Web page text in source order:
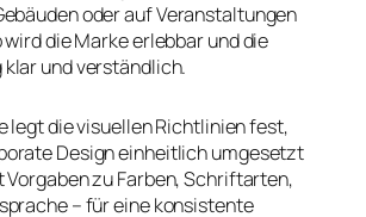
oder auf Veranstaltungen
die Marke erlebbar und die
und verständlich.
legt die visuellen Richtlinien fest,
Design einheitlich umgesetzt
Vorgaben zu Farben, Schriftarten,
– für eine konsistente